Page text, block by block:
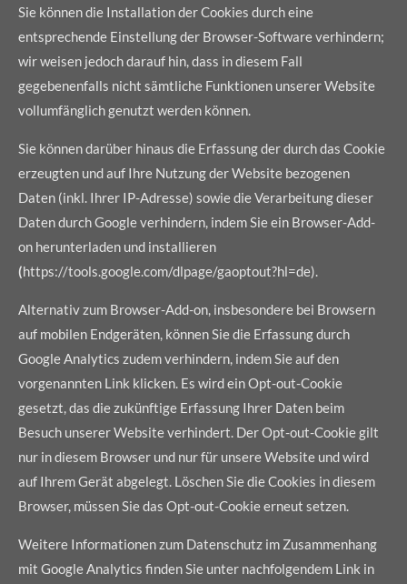
Sie können die Installation der Cookies durch eine
entsprechende Einstellung der Browser-Software verhindern;
wir weisen jedoch darauf hin, dass in diesem Fall
gegebenenfalls nicht sämtliche Funktionen unserer Website
vollumfänglich genutzt werden können.
Sie können darüber hinaus die Erfassung der durch das Cookie
erzeugten und auf Ihre Nutzung der Website bezogenen
Daten (inkl. Ihrer IP-Adresse) sowie die Verarbeitung dieser
Daten durch Google verhindern, indem Sie ein Browser-Add-
on herunterladen und installieren
(https://tools.google.com/dlpage/gaoptout?hl=de).
Alternativ zum Browser-Add-on, insbesondere bei Browsern
auf mobilen Endgeräten, können Sie die Erfassung durch
Google Analytics zudem verhindern, indem Sie auf den
vorgenannten Link klicken. Es wird ein Opt-out-Cookie
gesetzt, das die zukünftige Erfassung Ihrer Daten beim
Besuch unserer Website verhindert. Der Opt-out-Cookie gilt
nur in diesem Browser und nur für unsere Website und wird
auf Ihrem Gerät abgelegt. Löschen Sie die Cookies in diesem
Browser, müssen Sie das Opt-out-Cookie erneut setzen.
Weitere Informationen zum Datenschutz im Zusammenhang
mit Google Analytics finden Sie unter nachfolgendem Link in